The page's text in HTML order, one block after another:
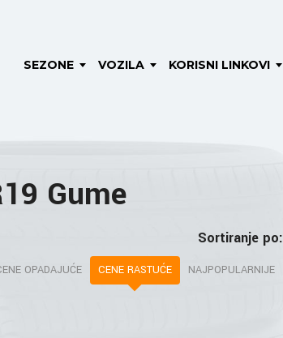
SEZONE VOZILA KORISNI LINKOVI
Gume
Sortiranje po:
OPADAJUĆE CENE RASTUĆE NAJPOPULARNIJE